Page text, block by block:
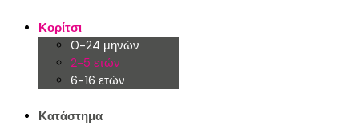
Κορίτσι
0-24 μηνών
2-5 ετών
6-16 ετών
Κατάστημα